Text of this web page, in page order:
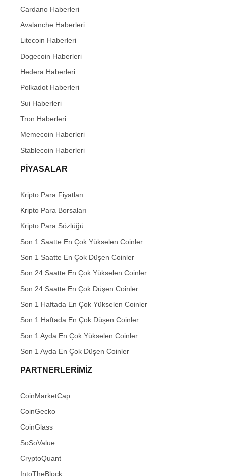
Cardano Haberleri
Avalanche Haberleri
Litecoin Haberleri
Dogecoin Haberleri
Hedera Haberleri
Polkadot Haberleri
Sui Haberleri
Tron Haberleri
Memecoin Haberleri
Stablecoin Haberleri
PIYASALAR
Kripto Para Fiyatları
Kripto Para Borsaları
Kripto Para Sözlüğü
Son 1 Saatte En Çok Yükselen Coinler
Son 1 Saatte En Çok Düşen Coinler
Son 24 Saatte En Çok Yükselen Coinler
Son 24 Saatte En Çok Düşen Coinler
Son 1 Haftada En Çok Yükselen Coinler
Son 1 Haftada En Çok Düşen Coinler
Son 1 Ayda En Çok Yükselen Coinler
Son 1 Ayda En Çok Düşen Coinler
PARTNERLERIMIZ
CoinMarketCap
CoinGecko
CoinGlass
SoSoValue
CryptoQuant
IntoTheBlock